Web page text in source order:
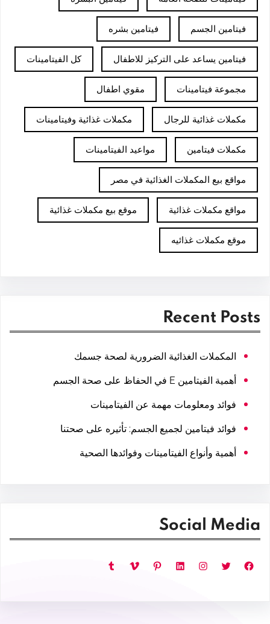
فيتامين الجسم فيتامين بشره
فيتامين يساعد على التركيز للاطفال كل الفيتامينات
مجموعة فيتامينات مقوي اطفال
مكملات غذائية للرجال مكملات غذائية وفيتامينات
مكملات فيتامين مواعيد الفيتامينات
مواقع بيع المكملات الغذائية في مصر
مواقع مكملات غذائية موقع بيع مكملات غذائية
موقع مكملات غذائيه
Recent Posts
المكملات الغذائية الضرورية لصحة جسمك
أهمية الفيتامين E في الحفاظ على صحة الجسم
فوائد ومعلومات مهمة عن الفيتامينات
فوائد فيتامين لجميع الجسم: تأثيره على صحتنا
أهمية وأنواع الفيتامينات وفوائدها الصحية
Social Media
فيسبوك تويتر إنستجرام لينكد إن بينتريست فيميو تمبلر